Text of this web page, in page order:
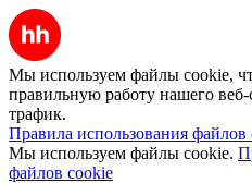
Мы используем файлы cookie,
правильную работу нашего веб-
трафик.
Правила использования файлов
Мы используем файлы cookie.
файлов cookie